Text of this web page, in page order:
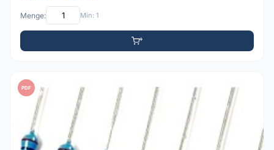
Menge: Min: 1
PDF